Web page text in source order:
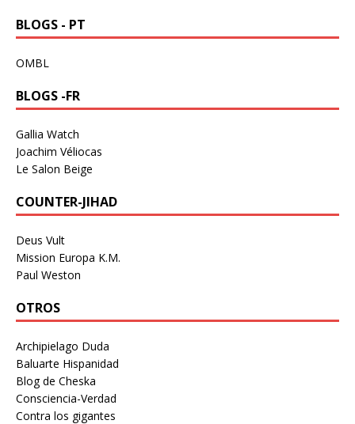
BLOGS - PT
OMBL
BLOGS -FR
Gallia Watch
Joachim Véliocas
Le Salon Beige
COUNTER-JIHAD
Deus Vult
Mission Europa K.M.
Paul Weston
OTROS
Archipielago Duda
Baluarte Hispanidad
Blog de Cheska
Consciencia-Verdad
Contra los gigantes